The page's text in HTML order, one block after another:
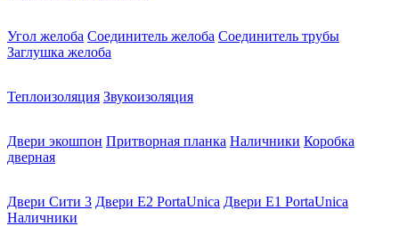
Угол желоба Соединитель желоба Соединитель трубы
Заглушка желоба
Теплоизоляция Звукоизоляция
Двери экошпон Притворная планка Наличники Коробка
дверная
Двери Сити 3 Двери E2 PortaUnica Двери E1 PortaUnica
Наличники